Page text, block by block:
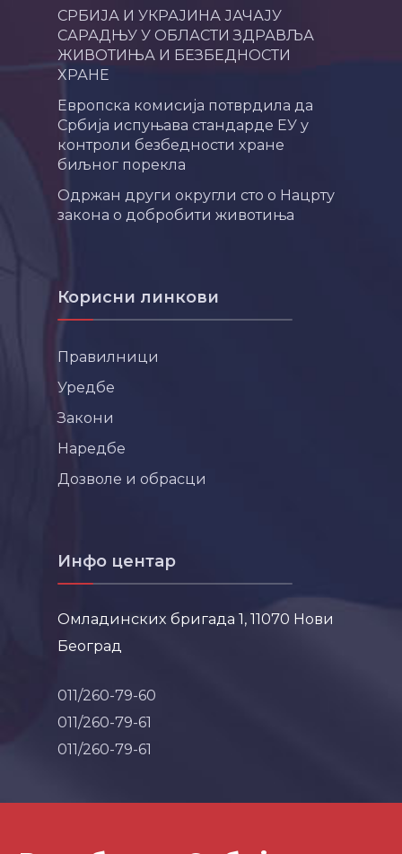
СРБИЈА И УКРАЈИНА ЈАЧАЈУ
САРАДЊУ У ОБЛАСТИ ЗДРАВЉА
ЖИВОТИЊА И БЕЗБЕДНОСТИ
ХРАНЕ
Европска комисија потврдила да
Србија испуњава стандарде ЕУ у
контроли безбедности хране
биљног порекла
Одржан други округли сто о Нацрту
закона о добробити животиња
Корисни линкови
Правилници
Уредбе
Закони
Наредбе
Дозволе и обрасци
Инфо центар
Омладинских бригада 1, 11070 Нови
Београд
011/260-79-60
011/260-79-61
011/260-79-61